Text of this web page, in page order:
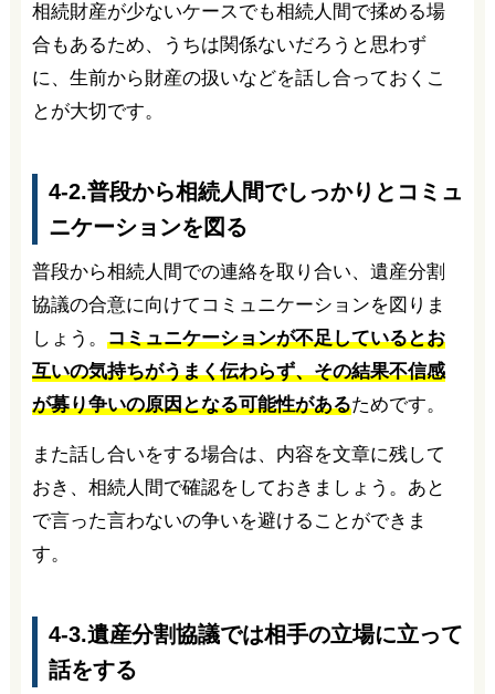
相続財産が少ないケースでも相続人間で揉める場
合もあるため、うちは関係ないだろうと思わず
に、生前から財産の扱いなどを話し合っておくこ
とが大切です。
4-2.普段から相続人間でしっかりとコミュ
ニケーションを図る
普段から相続人間での連絡を取り合い、遺産分割
協議の合意に向けてコミュニケーションを図りま
しょう。 コミュニケーションが不足しているとお
互いの気持ちがうまく伝わらず、その結果不信感
が募り争いの原因となる可能性があるためです。
また話し合いをする場合は、内容を文章に残して
おき、相続人間で確認をしておきましょう。あと
で言った言わないの争いを避けることができま
す。
4-3.遺産分割協議では相手の立場に立って
話をする